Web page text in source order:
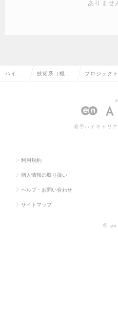
ありませ
ハイク 技術系（機 プロジェクト
自動車）
若手ハイキャリ
利用規約
個人情報の取り扱い
ヘルプ・お問い合わせ
サイトマップ
© en